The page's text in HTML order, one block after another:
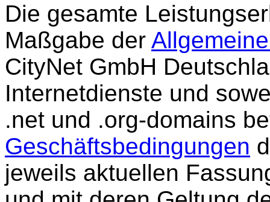
Die gesamte
Maßgabe der
CityNet GmbH
Internetdienste und
.net und .org-domains
Geschäftsbedingungen
jeweils aktuellen